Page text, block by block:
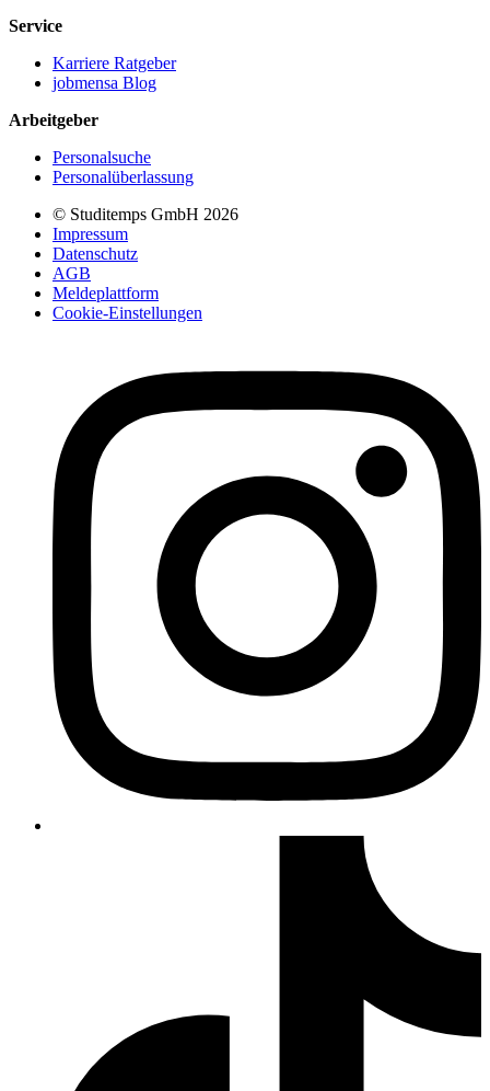
Service
Karriere Ratgeber
jobmensa Blog
Arbeitgeber
Personalsuche
Personalüberlassung
© Studitemps GmbH 2026
Impressum
Datenschutz
AGB
Meldeplattform
Cookie-Einstellungen